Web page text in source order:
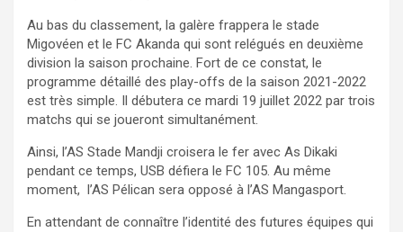
Au bas du classement, la galère frappera le stade
Migovéen et le FC Akanda qui sont relégués en deuxième
division la saison prochaine. Fort de ce constat, le
programme détaillé des play-offs de la saison 2021-2022
est très simple. Il débutera ce mardi 19 juillet 2022 par trois
matchs qui se joueront simultanément.
Ainsi, l’AS Stade Mandji croisera le fer avec As Dikaki
pendant ce temps, USB défiera le FC 105. Au même
moment, l’AS Pélican sera opposé à l’AS Mangasport.
En attendant de connaître l’identité des futures équipes qui